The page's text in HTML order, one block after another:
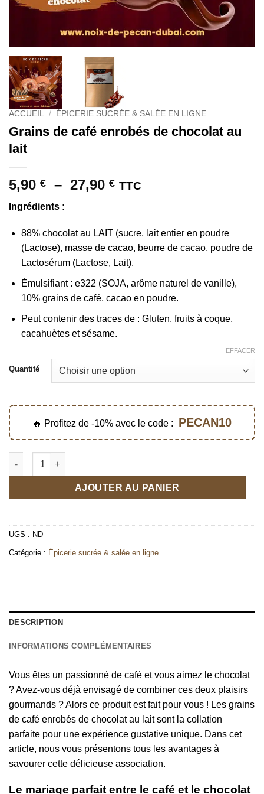
ACCUEIL / ÉPICERIE SUCRÉE & SALÉE EN LIGNE
Grains de café enrobés de chocolat au
lait
5,90 € – 27,90 €Plage
5,90 €
à
27,90 €
TTC
Ingrédients :
88% chocolat au LAIT (sucre, lait entier en poudre
(Lactose), masse de cacao, beurre de cacao, poudre de
Lactosérum (Lactose, Lait).
Émulsifiant : e322 (SOJA, arôme naturel de vanille),
10% grains de café, cacao en poudre.
Peut contenir des traces de : Gluten, fruits à coque,
cacahuètes et sésame.
Quantité
EFFACER
🔥 Profitez de -10% avec le code : PECAN10
quantité de Grains de café enrobés de chocolat au lait
AJOUTER AU PANIER
UGS : ND
Catégorie : Épicerie sucrée & salée en ligne
DESCRIPTION
INFORMATIONS COMPLÉMENTAIRES
Vous êtes un passionné de café et vous aimez le chocolat
? Avez-vous déjà envisagé de combiner ces deux plaisirs
gourmands ? Alors ce produit est fait pour vous ! Les grains
de café enrobés de chocolat au lait sont la collation
parfaite pour une expérience gustative unique. Dans cet
article, nous vous présentons tous les avantages à
savourer cette délicieuse association.
Le mariage parfait entre le café et le chocolat